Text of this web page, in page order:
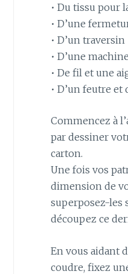
• Du tissu pour
• D’une
• D’un traversin
• D’une
• De fil et une
• D’un feutre et
Commencez à
par dessiner
carton.
Une fois vos
dimension de
superposez-les
découpez ce
En vous aidant
coudre, fixez